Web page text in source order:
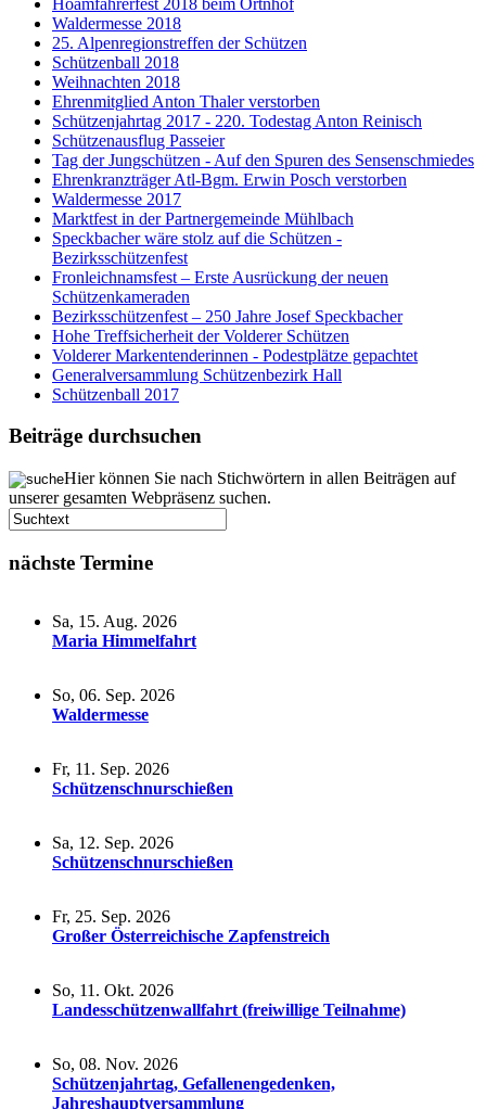
Waldermesse 2018
25. Alpenregionstreffen der Schützen
Schützenball 2018
Weihnachten 2018
Ehrenmitglied Anton Thaler verstorben
Schützenjahrtag 2017 - 220. Todestag Anton Reinisch
Schützenausflug Passeier
Tag der Jungschützen - Auf den Spuren des Sensenschmiedes
Ehrenkranzträger Atl-Bgm. Erwin Posch verstorben
Waldermesse 2017
Marktfest in der Partnergemeinde Mühlbach
Speckbacher wäre stolz auf die Schützen -
Bezirksschützenfest
Fronleichnamsfest – Erste Ausrückung der neuen
Schützenkameraden
Bezirksschützenfest – 250 Jahre Josef Speckbacher
Hohe Treffsicherheit der Volderer Schützen
Volderer Markentenderinnen - Podestplätze gepachtet
Generalversammlung Schützenbezirk Hall
Schützenball 2017
Beiträge durchsuchen
Hier können Sie nach Stichwörtern in allen Beiträgen auf
unserer gesamten Webpräsenz suchen.
nächste Termine
Sa, 15. Aug. 2026
Maria Himmelfahrt
So, 06. Sep. 2026
Waldermesse
Fr, 11. Sep. 2026
Schützenschnurschießen
Sa, 12. Sep. 2026
Schützenschnurschießen
Fr, 25. Sep. 2026
Großer Österreichische Zapfenstreich
So, 11. Okt. 2026
Landesschützenwallfahrt (freiwillige Teilnahme)
So, 08. Nov. 2026
Schützenjahrtag, Gefallenengedenken,
Jahreshauptversammlung